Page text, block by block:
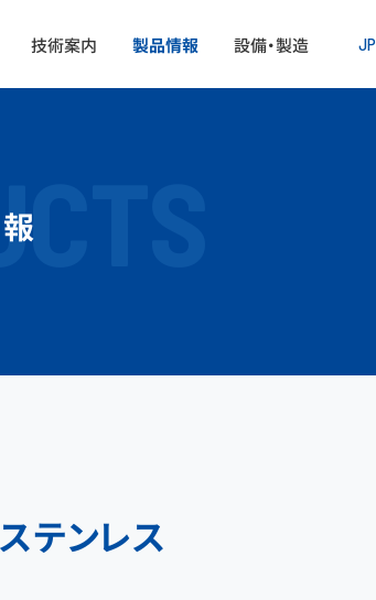
技術案内 製品情報 設備・製造 JP
テンレス